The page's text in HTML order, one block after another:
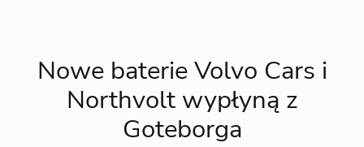
Nowe baterie Volvo Cars i
Northvolt wypłyną z
Goteborga